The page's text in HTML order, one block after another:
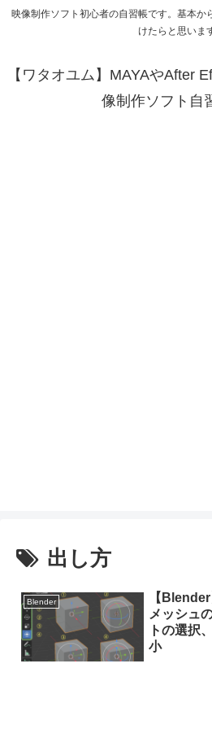
映像制作ソフト初心者の自習帳です。基本か
けたらと思いま
【ワタオユム】MAYAやAfter
像制作ソフト自
出し方
Blender
【
メッシュ
トの選択
小